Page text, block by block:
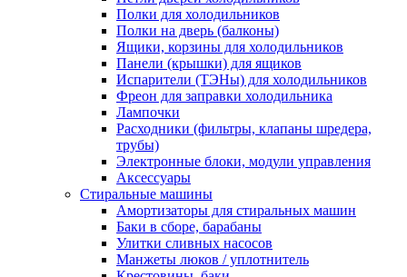
Полки для холодильников
Полки на дверь (балконы)
Ящики, корзины для холодильников
Панели (крышки) для ящиков
Испарители (ТЭНы) для холодильников
Фреон для заправки холодильника
Лампочки
Расходники (фильтры, клапаны шредера,
трубы)
Электронные блоки, модули управления
Аксессуары
Стиральные машины
Амортизаторы для стиральных машин
Баки в сборе, барабаны
Улитки сливных насосов
Манжеты люков / уплотнитель